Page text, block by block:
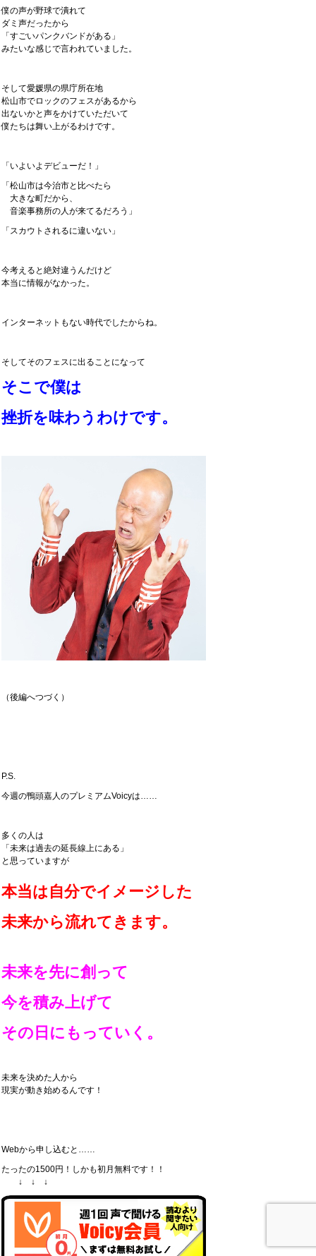
僕の声が野球で潰れて
ダミ声だったから
「すごいパンクバンドがある」
みたいな感じで言われていました。
そして愛媛県の県庁所在地
松山市でロックのフェスがあるから
出ないかと声をかけていただいて
僕たちは舞い上がるわけです。
「いよいよデビューだ！」
「松山市は今治市と比べたら
大きな町だから、
音楽事務所の人が来てるだろう」
「スカウトされるに違いない」
今考えると絶対違うんだけど
本当に情報がなかった。
インターネットもない時代でしたからね。
そしてそのフェスに出ることになって
そこで僕は
挫折を味わうわけです。
（後編へつづく）
P.S.
今週の鴨頭嘉人のプレミアムVoicyは……
多くの人は
「未来は過去の延長線上にある」
と思っていますが
本当は自分でイメージした
未来から流れてきます。
未来を先に創って
今を積み上げて
その日にもっていく。
未来を決めた人から
現実が動き始めるんです！
Webから申し込むと……
たったの1500円！しかも初月無料です！！
↓ ↓ ↓